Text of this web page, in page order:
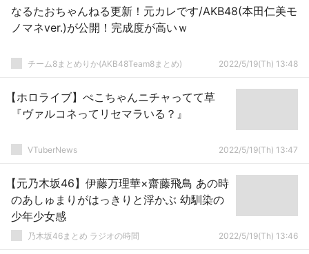
なるたおちゃんねる更新！元カレです/AKB48(本田仁美モ
ノマネver.)が公開！完成度が高いｗ
チーム8まとめりか(AKB48Team8まとめ) 2022/5/19(Th) 13:48
【ホロライブ】ぺこちゃんニチャってて草
『ヴァルコネってリセマラいる？』
VTuberNews 2022/5/19(Th) 13:47
【元乃木坂46】伊藤万理華×齋藤飛鳥 あの時
のあしゅまりがはっきりと浮かぶ 幼馴染の
少年少女感
乃木坂46まとめ ラジオの時間 2022/5/19(Th) 13:46